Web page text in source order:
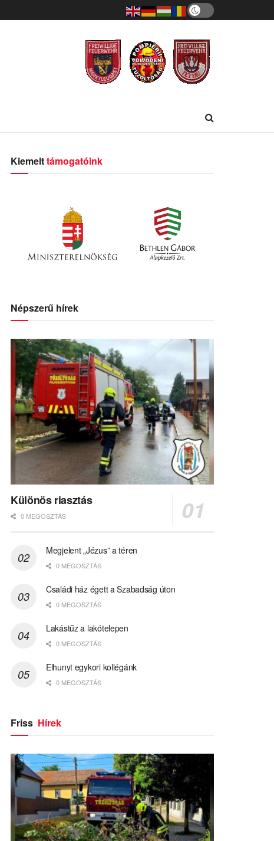
Kiemelttámogatóink
Népszerű hírek
Különös riasztás
0 MEGOSZTÁS
Megjelent „Jézus” a téren
0 MEGOSZTÁS
Családi ház égett a Szabadság úton
0 MEGOSZTÁS
Lakástűz a lakótelepen
0 MEGOSZTÁS
Elhunyt egykori kollégánk
0 MEGOSZTÁS
Friss Hírek